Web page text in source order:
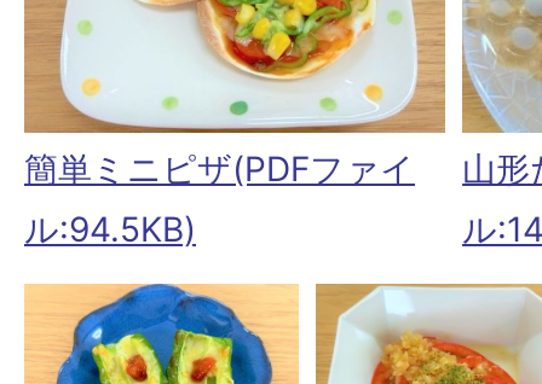
簡単ミニピザ(PDFファイ
ル:94.5KB)
山形
ル